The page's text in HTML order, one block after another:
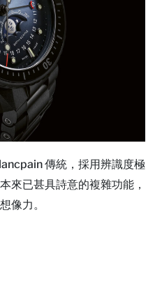
傳統，採用辨識度極
來已甚具詩意的複雜功能，
像力。